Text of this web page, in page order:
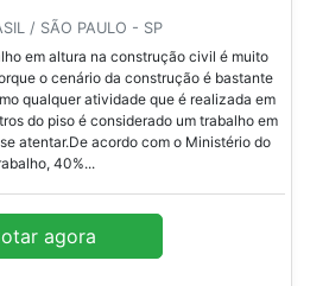
/ SÃO PAULO - SP
em altura na construção civil é muito
o cenário da construção é bastante
qualquer atividade que é realizada em
do piso é considerado um trabalho em
atentar.De acordo com o Ministério do
40%...
agora